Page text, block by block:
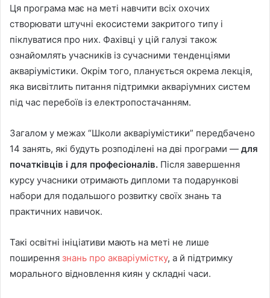
Ця програма має на меті навчити всіх охочих
створювати штучні екосистеми закритого типу і
піклуватися про них. Фахівці у цій галузі також
ознайомлять учасників із сучасними тенденціями
акваріумістики. Окрім того, планується окрема лекція,
яка висвітлить питання підтримки акваріумних систем
під час перебоїв із електропостачанням.
Загалом у межах “Школи акваріумістики” передбачено
14 занять, які будуть розподілені на дві програми — для
початківців і для професіоналів. Після завершення
курсу учасники отримають дипломи та подарункові
набори для подальшого розвитку своїх знань та
практичних навичок.
Такі освітні ініціативи мають на меті не лише
поширення знань про акваріумістку, а й підтримку
морального відновлення киян у складні часи.